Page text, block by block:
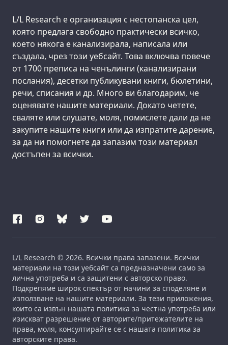
Support us:
L/L Research е организация с нестопанска цел,
която предлага свободно практически всичко,
което някога е канализирала, написала или
създала, чрез този уебсайт. Това включва повече
от 1700 преписа на ченълинги (канализирани
послания), десетки публикувани книги, бюлетини,
речи, списания и др. Много ви благодарим, че
оценявате нашите материали. Докато четете,
сваляте или слушате, моля, помислете дали да не
закупите нашите книги или да изпратите дарение,
за да ни помогнете да запазим този материал
достъпен за всички.
L/L Research © 2026. Всички права запазени. Всички
материали на този уебсайт са предназначени само за
лична употреба и са защитени с авторско право.
Подкрепяме широк спектър от начини за споделяне и
използване на нашите материали. За тези приложения,
които са извън нашата политика за честна употреба или
изискват разрешение от авторите/притежателите на
права, моля, консултирайте се с нашата политика за
авторските права.